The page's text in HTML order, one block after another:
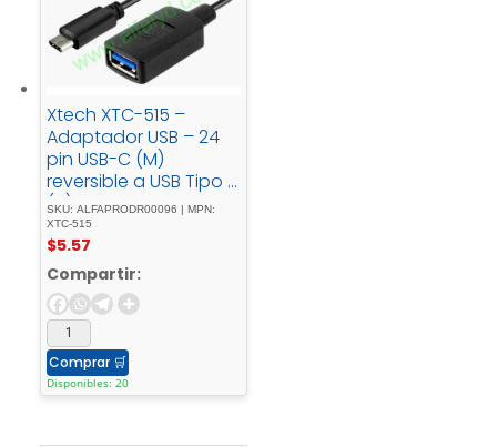
Xtech XTC-515 –
Adaptador USB – 24
pin USB-C (M)
reversible a USB Tipo A
(H) - USB - 3.011.9 -
cmnegro
SKU: ALFAPRODR00096 | MPN:
XTC-515
$5.57
Compartir:
Comprar 🛒
Disponibles: 20